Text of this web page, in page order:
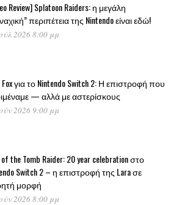
Review] Splatoon Raiders: η μεγάλη
περιπέτεια της Nintendo είναι εδώ!
2026 8:00 μμ
για το Nintendo Switch 2: Η επιστροφή που
— αλλά με αστερίσκους
2026 9:00 μμ
of the Tomb Raider: 20 year celebration στο
Switch 2 – η επιστροφή της Lara σε
μορφή
2026 8:00 μμ